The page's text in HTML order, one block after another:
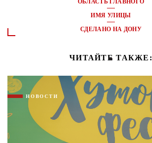
ОБЛАСТЬ ГЛАВНОГО
ИМЯ УЛИЦЫ
СДЕЛАНО НА ДОНУ
ЧИТАЙТЕ ТАКЖЕ:
НОВОСТИ